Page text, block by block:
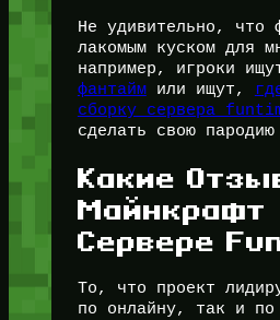
Не удивительно, что
лакомым куском для
например, игроки
фантаймили ищут,
сборку сервера
сделать свою
Какие
Майнкрафт
Сервере
То, что проект
по онлайну, так и по